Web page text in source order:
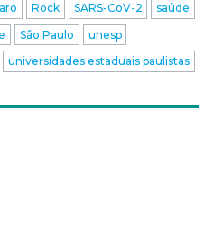
Rock SARS-CoV-2
saúde
São Paulo
unesp
universidades estaduais paulistas